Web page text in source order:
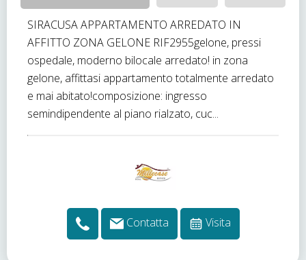
SIRACUSA APPARTAMENTO ARREDATO IN
AFFITTO ZONA GELONE RIF2955gelone, pressi
ospedale, moderno bilocale arredato! in zona
gelone, affittasi appartamento totalmente arredato
e mai abitato!composizione: ingresso
semindipendente al piano rialzato, cuc...
Contatta Visita